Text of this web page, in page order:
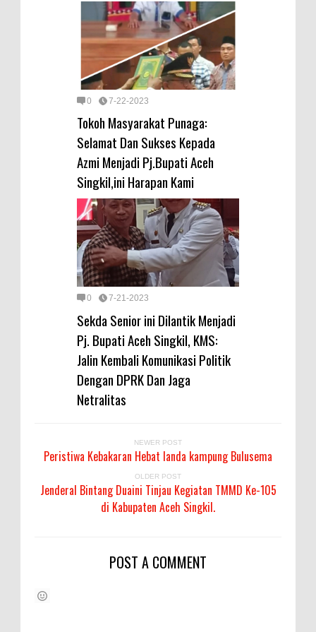
0 7-22-2023
Tokoh Masyarakat Punaga:
Selamat Dan Sukses Kepada
Azmi Menjadi Pj.Bupati Aceh
Singkil,ini Harapan Kami
0 7-21-2023
Sekda Senior ini Dilantik Menjadi
Pj. Bupati Aceh Singkil, KMS:
Jalin Kembali Komunikasi Politik
Dengan DPRK Dan Jaga
Netralitas
NEWER POST
Peristiwa Kebakaran Hebat landa kampung Bulusema
OLDER POST
Jenderal Bintang Duaini Tinjau Kegiatan TMMD Ke-105
di Kabupaten Aceh Singkil.
POST A COMMENT